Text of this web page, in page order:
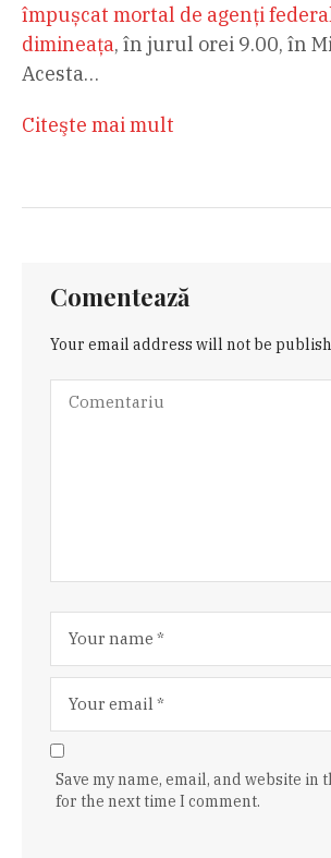
împușcat mortal de agenți
dimineața, în jurul orei 9.00, în
Acesta…
Citeşte mai mult
Comentează
Your email address will not be
Save my name, email, and website in
for the next time I comment.